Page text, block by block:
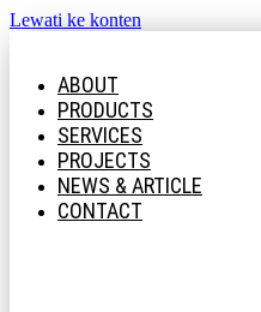
Lewati ke konten
ABOUT
PRODUCTS
SERVICES
PROJECTS
NEWS & ARTICLE
CONTACT